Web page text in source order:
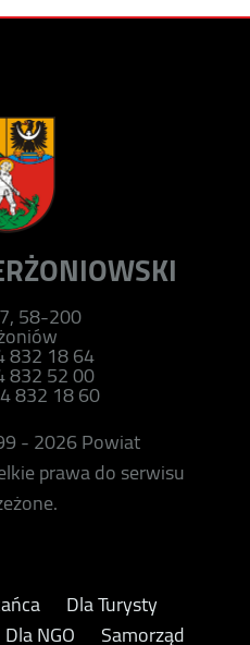
58-200
832 18 64
832 52 00
832 18 60
- 2026 Powiat
prawa do serwisu
Dla Turysty
Dla NGO
Samorząd